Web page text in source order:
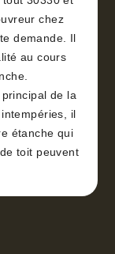
chez
demande. Il
au cours
principal de la
il
étanche qui
toit peuvent